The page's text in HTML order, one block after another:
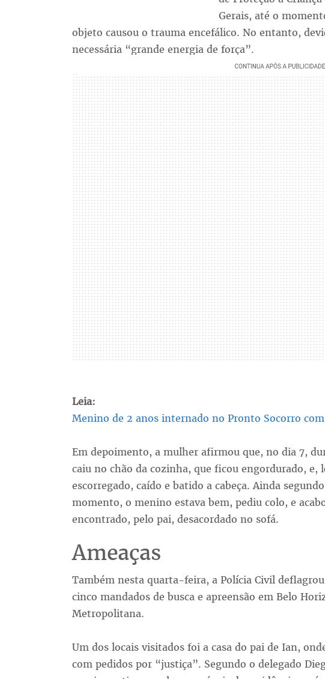
Gerais, até o
objeto causou o trauma encefálico. No entanto,
necessária “grande energia de força”.
Leia:
Menino de 2 anos internado no Pronto Socorro
Em depoimento, a mulher afirmou que, no dia 7,
caiu no chão da cozinha, que ficou engordurado, e,
escorregado, caído e batido a cabeça. Ainda
momento, o menino estava bem, pediu colo, e
encontrado, pelo pai, desacordado no sofá.
Ameaças
Também nesta quarta-feira, a Polícia Civil
cinco mandados de busca e apreensão em Belo
Metropolitana.
Um dos locais visitados foi a casa do pai de Ian,
com pedidos por “justiça”. Segundo o delegado